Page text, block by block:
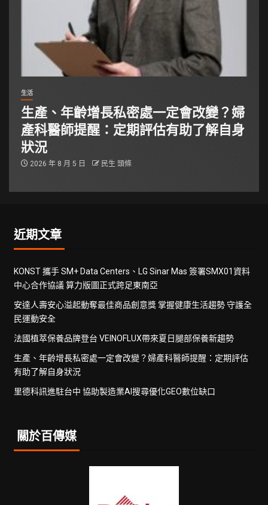
生活
生產、年齡增長私密處一定會改變？婦
產科醫師提醒：定期評估有助了解自身
狀況
2026 年 8 月 5 日 民生 頭條
近期文章
KONST 攜手 SM+ Data Centers、LG Sinar Mas 簽署SMX01資料
中心合作協議 算力版圖正式跨足東南亞
安達人壽安心溢起動奪最佳商品創意獎 掌握健康生活趨勢 守護全
民運動安全
法國植萃保養品牌登台 VEINOFLUX帶來夏日腿部保養新趨勢
生產、年齡增長私密處一定會改變？婦產科醫師提醒：定期評估
有助了解自身狀況
里德科訊進駐台中 協助製造業AI搜尋優化GEO數位缺口
關於百傳媒